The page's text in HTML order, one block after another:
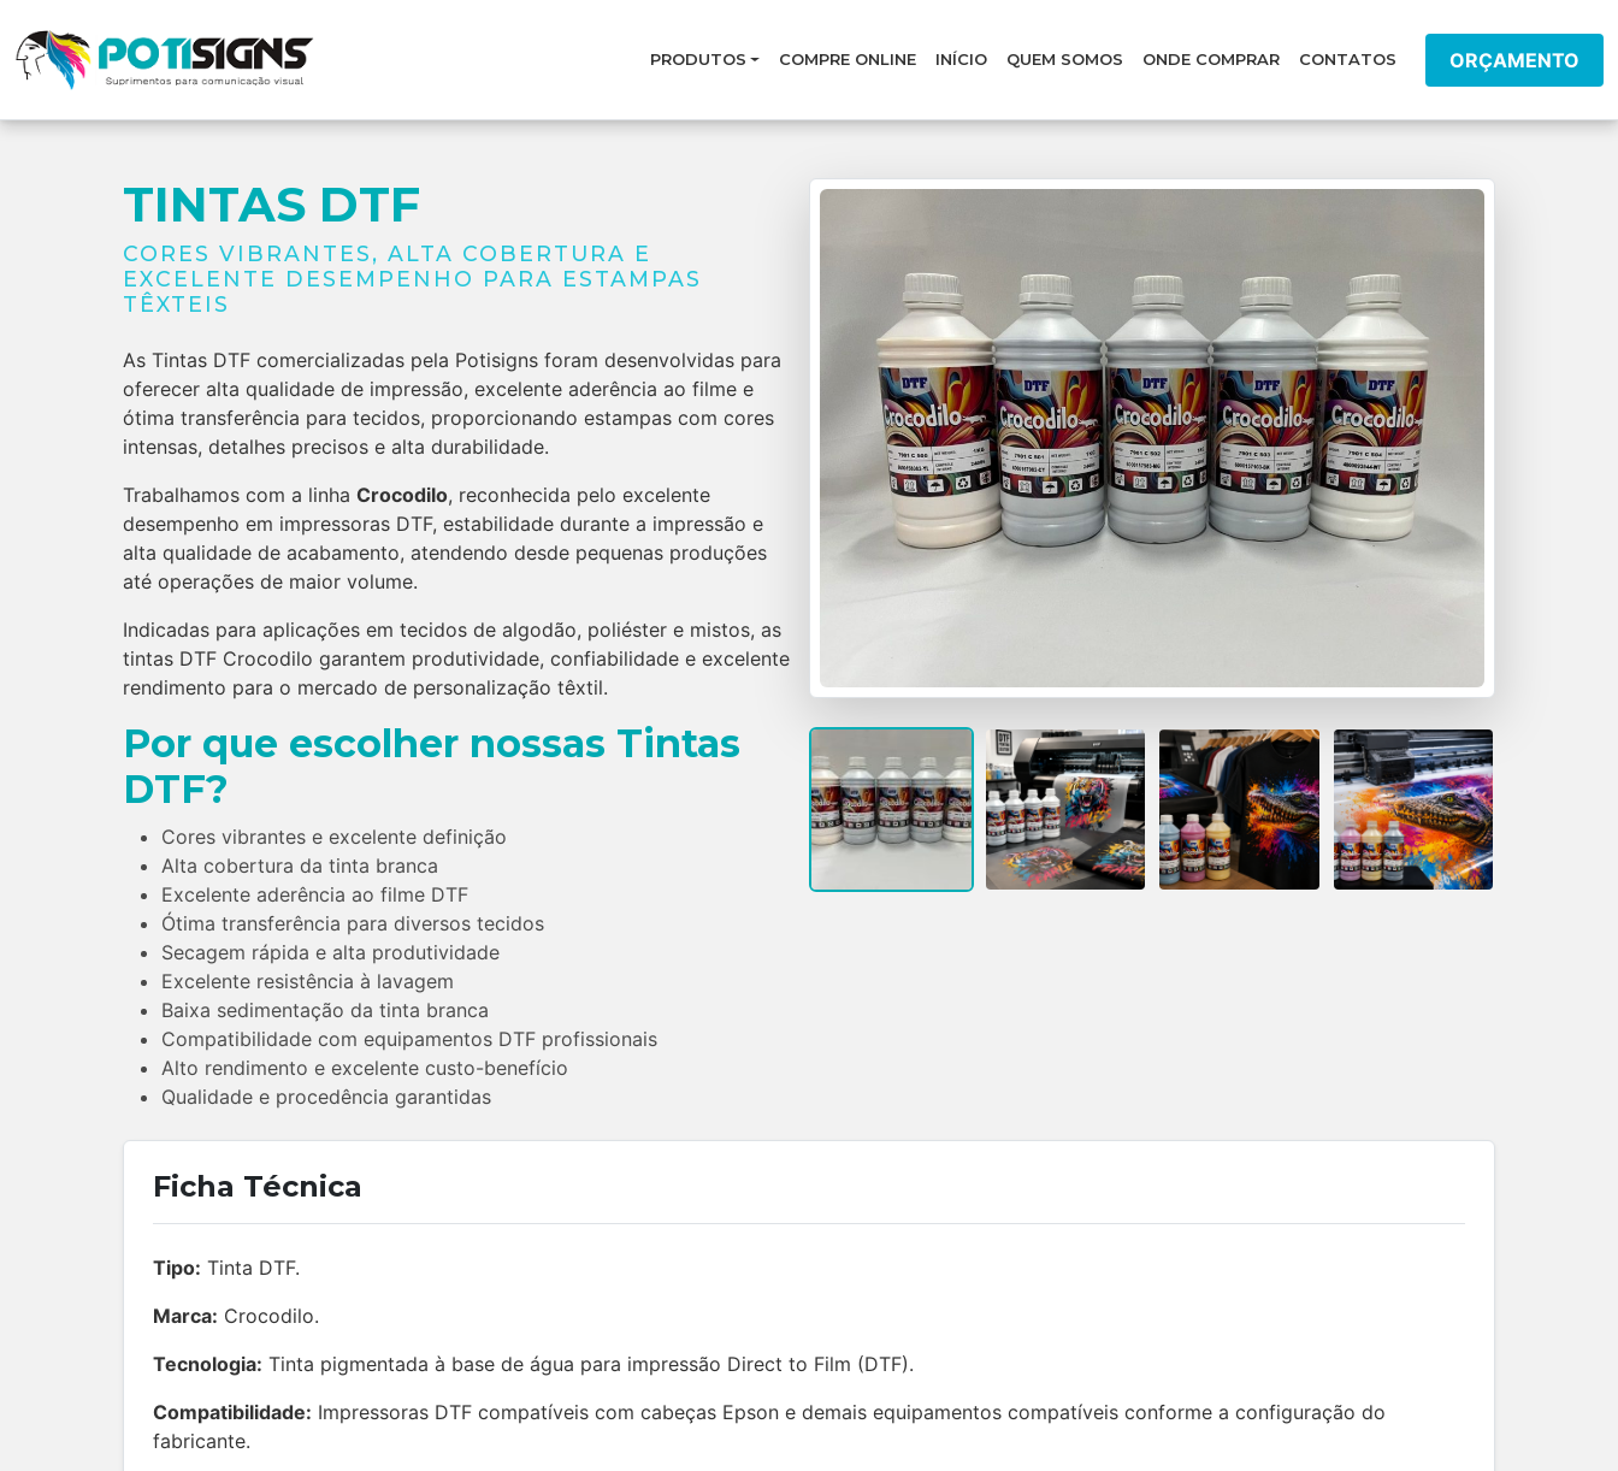
PRODUTOS COMPRE ONLINE INÍCIO QUEM SOMOS ONDE COMPRAR CONTATOS ORÇAMENTO
TINTAS DTF
CORES VIBRANTES, ALTA COBERTURA E
EXCELENTE DESEMPENHO PARA ESTAMPAS
TÊXTEIS
As Tintas DTF comercializadas pela Potisigns foram desenvolvidas para
oferecer alta qualidade de impressão, excelente aderência ao filme e
ótima transferência para tecidos, proporcionando estampas com cores
intensas, detalhes precisos e alta durabilidade.
Trabalhamos com a linha Crocodilo, reconhecida pelo excelente
desempenho em impressoras DTF, estabilidade durante a impressão e
alta qualidade de acabamento, atendendo desde pequenas produções
até operações de maior volume.
Indicadas para aplicações em tecidos de algodão, poliéster e mistos, as
tintas DTF Crocodilo garantem produtividade, confiabilidade e excelente
rendimento para o mercado de personalização têxtil.
Por que escolher nossas Tintas
DTF?
Cores vibrantes e excelente definição
Alta cobertura da tinta branca
Excelente aderência ao filme DTF
Ótima transferência para diversos tecidos
Secagem rápida e alta produtividade
Excelente resistência à lavagem
Baixa sedimentação da tinta branca
Compatibilidade com equipamentos DTF profissionais
Alto rendimento e excelente custo-benefício
Qualidade e procedência garantidas
Ficha Técnica
Tipo: Tinta DTF.
Marca: Crocodilo.
Tecnologia: Tinta pigmentada à base de água para impressão Direct to Film (DTF).
Compatibilidade: Impressoras DTF compatíveis com cabeças Epson e demais equipamentos compatíveis conforme a configuração do
fabricante.